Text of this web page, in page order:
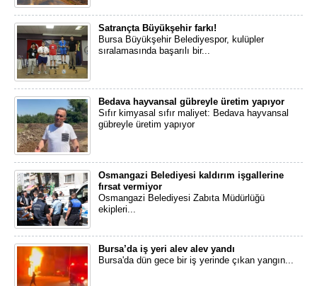
Satrançta Büyükşehir farkı!
Bursa Büyükşehir Belediyespor, kulüpler
sıralamasında başarılı bir...
Bedava hayvansal gübreyle üretim yapıyor
Sıfır kimyasal sıfır maliyet: Bedava hayvansal
gübreyle üretim yapıyor
Osmangazi Belediyesi kaldırım işgallerine
fırsat vermiyor
Osmangazi Belediyesi Zabıta Müdürlüğü
ekipleri...
Bursa’da iş yeri alev alev yandı
Bursa'da dün gece bir iş yerinde çıkan yangın...